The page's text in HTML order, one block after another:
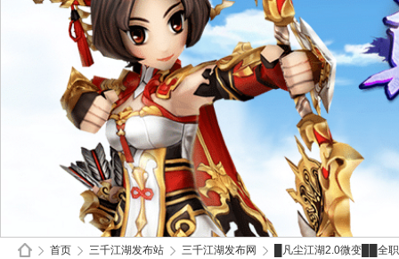
首页 三千江湖发布站 三千江湖发布网 █凡尘江湖2.0微变██全